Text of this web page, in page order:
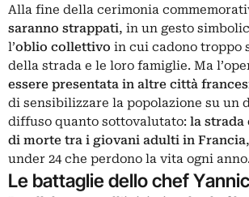
Alla fine della cerimonia
saranno strappati, in un gesto
l’oblio collettivo in cui cadono troppo
della strada e le loro famiglie. Ma
essere presentata in altre città
di sensibilizzare la popolazione su un
diffuso quanto sottovalutato: la strada
di morte tra i giovani adulti in Francia
under 24 che perdono la vita ogni
Le battaglie dello chef